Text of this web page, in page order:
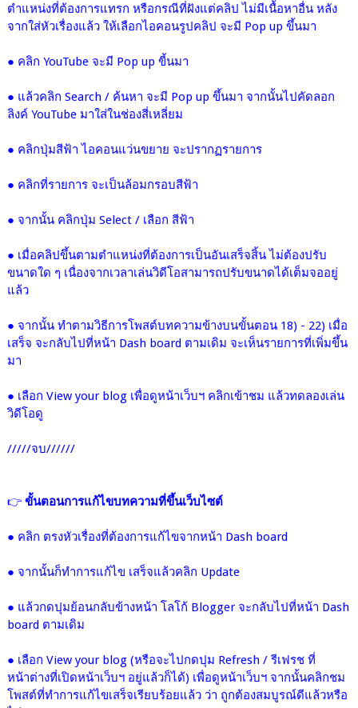
ตำแหน่งที่ต้องการแทรก หรือกรณีที่ฝังแต่คลิป ไม่มีเนื้อหาอื่น หลัง
จากใส่หัวเรื่องแล้ว ให้เลือกไอคอนรูปคลิป จะมี Pop up ขึ้นมา
● คลิก YouTube จะมี Pop up ขี้นมา
● แล้วคลิก Search / ค้นหา จะมี Pop up ขึ้นมา จากนั้นไปคัดลอก
ลิงค์ YouTube มาใส่ในช่องสี่เหลี่ยม
● คลิกปุ่มสีฟ้า ไอคอนแว่นขยาย จะปรากฏรายการ
● คลิกที่รายการ จะเป็นล้อมกรอบสีฟ้า
● จากนั้น คลิกปุ่ม Select / เลือก สีฟ้า
● เมื่อคลิปขึ้นตามตำแหน่งที่ต้องการเป็นอันเสร็จสิ้น ไม่ต้องปรับ
ขนาดใด ๆ เนื่องจากเวลาเล่นวิดีโอสามารถปรับขนาดได้เต็มจออยู่
แล้ว
● จากนั้น ทำตามวิธีการโพสต์บทความข้างบนขั้นตอน 18) - 22) เมื่อ
เสร็จ จะกลับไปที่หน้า Dash board ตามเดิม จะเห็นรายการที่เพิ่มขึ้น
มา
● เลือก View your blog เพื่อดูหน้าเว็บฯ คลิกเข้าชม แล้วทดลองเล่น
วิดีโอดู
/////จบ//////
👉 ขั้นตอนการแก้ไขบทความที่ขึ้นเว็บไซต์
● คลิก ตรงหัวเรื่องที่ต้องการแก้ไขจากหน้า Dash board
● จากนั้นก็ทำการแก้ไข เสร็จแล้วคลิก Update
● แล้วกดปุมย้อนกลับข้างหน้า โลโก้ Blogger จะกลับไปที่หน้า Dash
board ตามเดิม
● เลือก View your blog (หรือจะไปกดปุม Refresh / รีเฟรช ที่
หน้าต่างที่เปิดหน้าเว็บฯ อยู่แล้วก็ได้) เพื่อดูหน้าเว็บฯ จากนั้นคลิกชม
โพสต์ที่ทำการแก้ไขเสร็จเรียบร้อยแล้ว ว่า ถูกต้องสมบูรณ์ดีแล้วหรือ